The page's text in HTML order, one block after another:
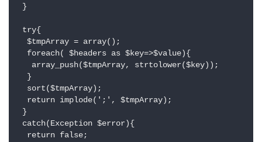
}
try{
  $tmpArray = array();
  foreach( $headers as $key=>$value){
   array_push($tmpArray, strtolower($key));
  }
  sort($tmpArray);
  return implode(';', $tmpArray);
}
catch(Exception $error){
  return false;